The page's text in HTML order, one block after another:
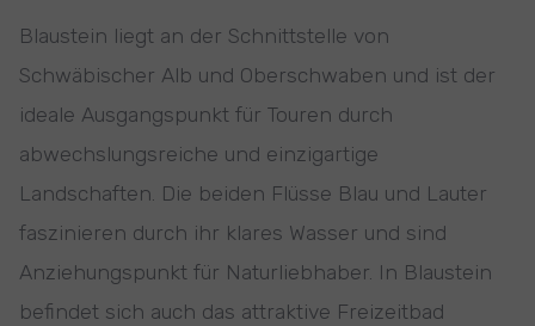
Blaustein liegt an der Schnittstelle von
Schwäbischer Alb und Oberschwaben und ist der
ideale Ausgangspunkt für Touren durch
abwechslungsreiche und einzigartige
Landschaften. Die beiden Flüsse Blau und Lauter
faszinieren durch ihr klares Wasser und sind
Anziehungspunkt für Naturliebhaber. In Blaustein
befindet sich auch das attraktive Freizeitbad